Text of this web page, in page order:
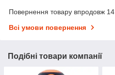
Повернення товару впродовж 14
Всі умови повернення
Подібні товари компанії